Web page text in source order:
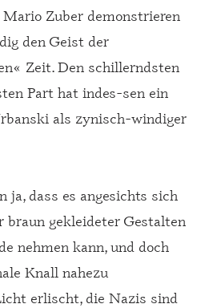
Zuber demonstrieren
den Geist der
Zeit. Den schillerndsten
Part hat indes-sen ein
als zynisch-windiger
ja, dass es angesichts sich
braun gekleideter Gestalten
nehmen kann, und doch
Knall nahezu
erlischt, die Nazis sind